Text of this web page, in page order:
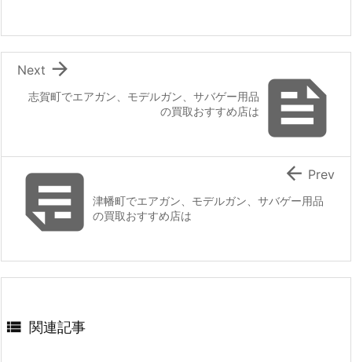

志賀町でエアガン、モデルガン、サバゲー用品
の買取おすすめ店は

Next
津幡町でエアガン、モデルガン、サバゲー用品
の買取おすすめ店は
 Prev
 関連記事